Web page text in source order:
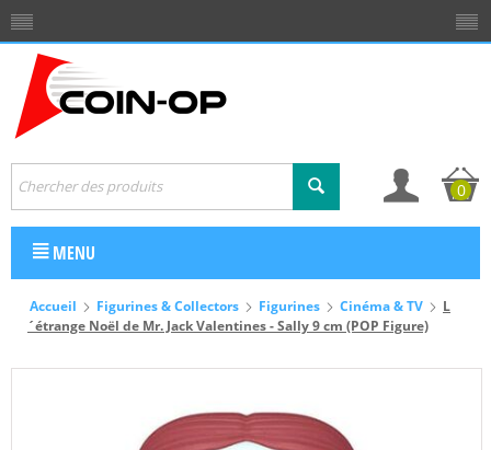
0
MENU
Accueil Figurines & Collectors Figurines Cinéma & TV
L
´étrange Noël de Mr. Jack Valentines - Sally 9 cm (POP Figure)